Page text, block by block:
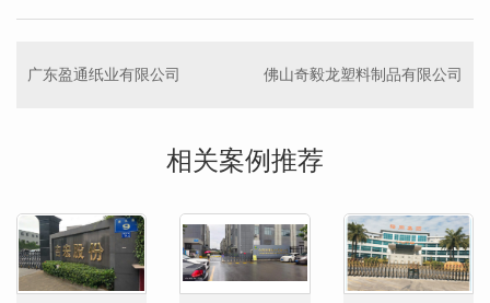
广东盈通纸业有限公司 佛山奇毅龙塑料制品有限公司
相关案例推荐